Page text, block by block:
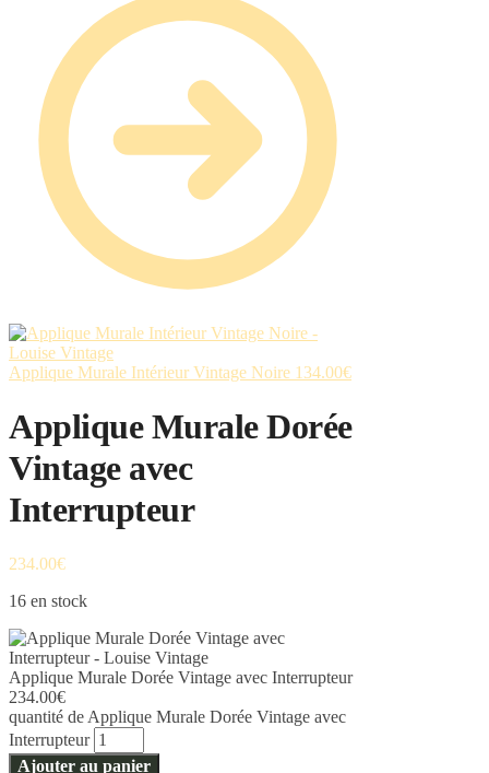
Applique Murale Intérieur Vintage Noire 134.00€
Applique Murale Dorée
Vintage avec
Interrupteur
234.00€
16 en stock
Applique Murale Dorée Vintage avec Interrupteur
234.00€
quantité de Applique Murale Dorée Vintage avec
Interrupteur
Ajouter au panier